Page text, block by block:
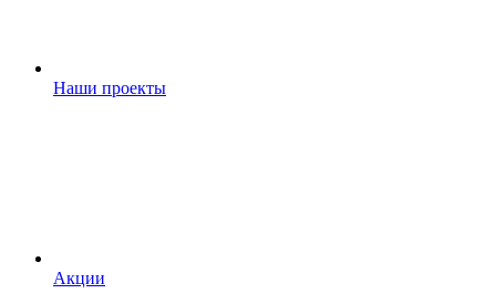
Наши проекты
Акции